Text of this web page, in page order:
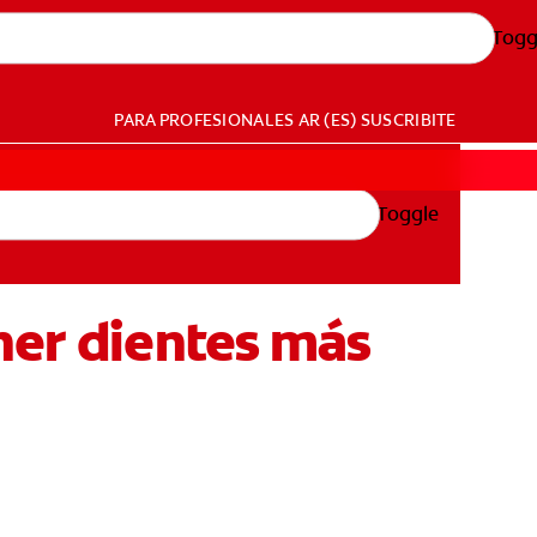
PARA PROFESIONALES AR (ES) SUSCRIBITE
Toggle
dientes más